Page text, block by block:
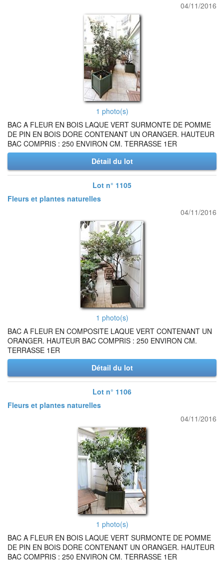
04/11/2016
1 photo(s)
BAC A FLEUR EN BOIS LAQUE VERT SURMONTE DE POMME
DE PIN EN BOIS DORE CONTENANT UN ORANGER. HAUTEUR
BAC COMPRIS : 250 ENVIRON CM. TERRASSE 1ER
Détail du lot
Lot n° 1105
Fleurs et plantes naturelles
04/11/2016
1 photo(s)
BAC A FLEUR EN COMPOSITE LAQUE VERT CONTENANT UN
ORANGER. HAUTEUR BAC COMPRIS : 250 ENVIRON CM.
TERRASSE 1ER
Détail du lot
Lot n° 1106
Fleurs et plantes naturelles
04/11/2016
1 photo(s)
BAC A FLEUR EN BOIS LAQUE VERT SURMONTE DE POMME
DE PIN EN BOIS DORE CONTENANT UN ORANGER. HAUTEUR
BAC COMPRIS : 250 ENVIRON CM. TERRASSE 1ER